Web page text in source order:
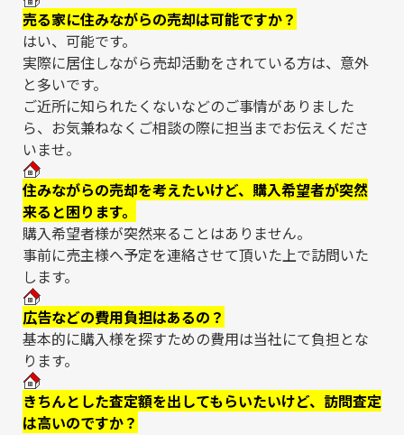
売る家に住みながらの売却は可能ですか？
はい、可能です。
実際に居住しながら売却活動をされている方は、意外
と多いです。
ご近所に知られたくないなどのご事情がありました
ら、お気兼ねなくご相談の際に担当までお伝えくださ
いませ。
住みながらの売却を考えたいけど、購入希望者が突然
来ると困ります。
購入希望者様が突然来ることはありません。
事前に売主様へ予定を連絡させて頂いた上で訪問いた
します。
広告などの費用負担はあるの？
基本的に購入様を探すための費用は当社にて負担とな
ります。
きちんとした査定額を出してもらいたいけど、訪問査定
は高いのですか？